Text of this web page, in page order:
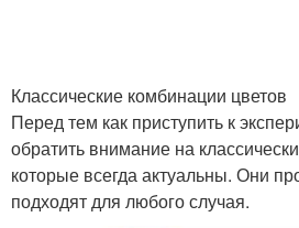
Классические комбинации цветов
Перед тем как приступить к
обратить внимание на
которые всегда актуальны. Они
подходят для любого случая.